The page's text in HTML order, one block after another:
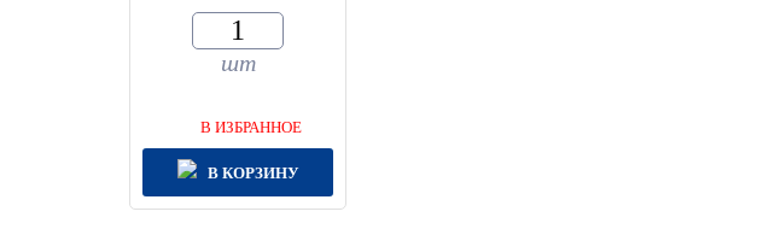
шт
В ИЗБРАННОЕ
В КОРЗИНУ